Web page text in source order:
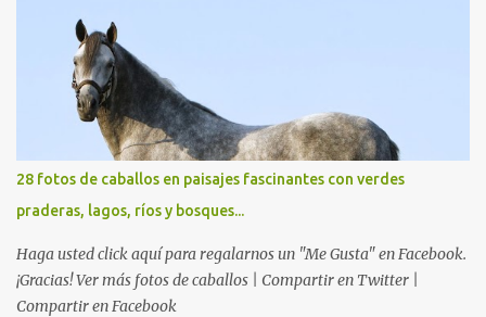
28 fotos de caballos en paisajes fascinantes con verdes
praderas, lagos, ríos y bosques...
Haga usted click aquí para regalarnos un "Me Gusta" en Facebook.
¡Gracias! Ver más fotos de caballos | Compartir en Twitter |
Compartir en Facebook